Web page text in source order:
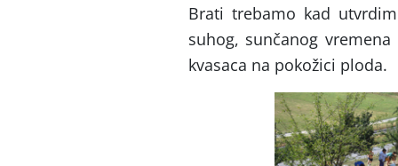
Brati trebamo kad
suhog, sunčanog
kvasaca na pokožici ploda.